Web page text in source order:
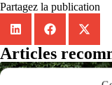
Partagez la publication
Articles